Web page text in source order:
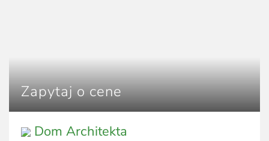
Zapytaj o cene
Dom Architekta